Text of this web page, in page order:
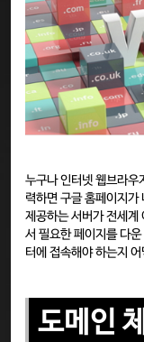
누구나 인터넷 웹브라
력하면 구글 홈페이지가
제공하는 서버가 전세계
서 필요한 페이지를 다
터에 접속해야 하는지
도메인